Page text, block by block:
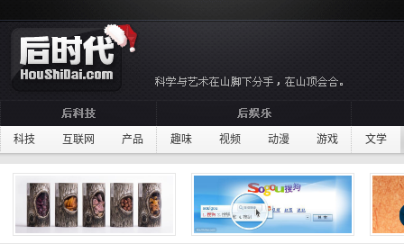
科技 互联网 产品 趣味 视频 动漫 游戏 文学